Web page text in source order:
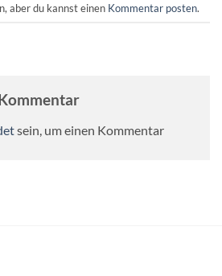
aber du kannst einen Kommentar posten.
sein, um einen Kommentar